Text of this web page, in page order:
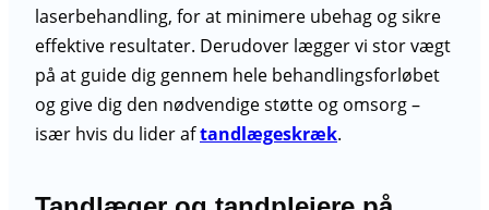
laserbehandling, for at minimere ubehag og sikre
effektive resultater. Derudover lægger vi stor vægt
på at guide dig gennem hele behandlingsforløbet
og give dig den nødvendige støtte og omsorg –
især hvis du lider aftandlægeskræk.